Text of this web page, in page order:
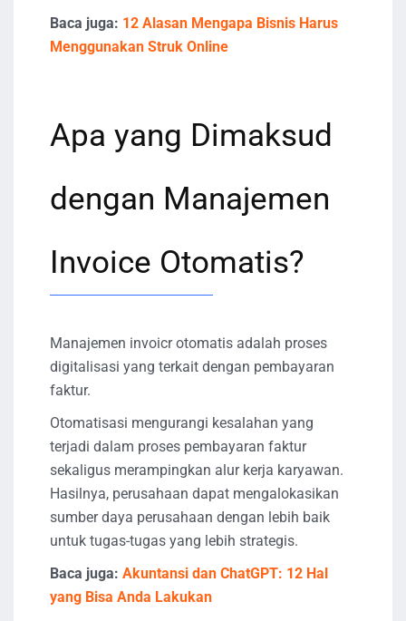
Baca juga: 12 Alasan Mengapa Bisnis Harus
Menggunakan Struk Online
Apa yang Dimaksud
dengan Manajemen
Invoice Otomatis?
Manajemen invoicr otomatis adalah proses
digitalisasi yang terkait dengan pembayaran
faktur.
Otomatisasi mengurangi kesalahan yang
terjadi dalam proses pembayaran faktur
sekaligus merampingkan alur kerja karyawan.
Hasilnya, perusahaan dapat mengalokasikan
sumber daya perusahaan dengan lebih baik
untuk tugas-tugas yang lebih strategis.
Baca juga: Akuntansi dan ChatGPT: 12 Hal
yang Bisa Anda Lakukan